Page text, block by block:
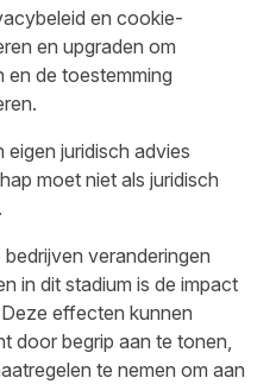
en cookie-
en upgraden om
en de toestemming
eigen juridisch advies
moet niet als juridisch
veranderingen
in dit stadium is de impact
effecten kunnen
door begrip aan te tonen,
te nemen om aan